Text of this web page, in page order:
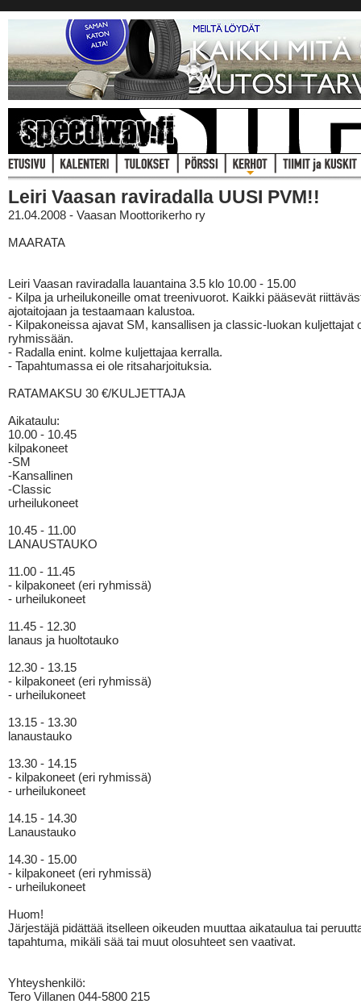
Leiri Vaasan raviradalla UUSI PVM!!
21.04.2008 - Vaasan Moottorikerho ry
MAARATA
Leiri Vaasan raviradalla lauantaina 3.5 klo 10.00 - 15.00
- Kilpa ja urheilukoneille omat treenivuorot. Kaikki pääsevät
ajotaitojaan ja testaamaan kalustoa.
- Kilpakoneissa ajavat SM, kansallisen ja classic-luokan kuljettajat
ryhmissään.
- Radalla enint. kolme kuljettajaa kerralla.
- Tapahtumassa ei ole ritsaharjoituksia.
RATAMAKSU 30 €/KULJETTAJA
Aikataulu:
10.00 - 10.45
kilpakoneet
-SM
-Kansallinen
-Classic
urheilukoneet
10.45 - 11.00
LANAUSTAUKO
11.00 - 11.45
- kilpakoneet (eri ryhmissä)
- urheilukoneet
11.45 - 12.30
lanaus ja huoltotauko
12.30 - 13.15
- kilpakoneet (eri ryhmissä)
- urheilukoneet
13.15 - 13.30
lanaustauko
13.30 - 14.15
- kilpakoneet (eri ryhmissä)
- urheilukoneet
14.15 - 14.30
Lanaustauko
14.30 - 15.00
- kilpakoneet (eri ryhmissä)
- urheilukoneet
Huom!
Järjestäjä pidättää itselleen oikeuden muuttaa aikataulua tai
tapahtuma, mikäli sää tai muut olosuhteet sen vaativat.
Yhteyshenkilö:
Tero Villanen 044-5800 215